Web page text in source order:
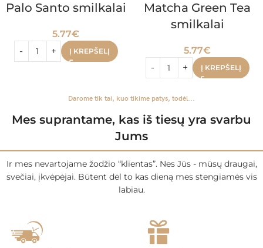
Palo Santo smilkalai
5.77€
Į KREPŠELĮ
Matcha Green Tea
smilkalai
5.77€
Į KREPŠELĮ
Darome tik tai, kuo tikime patys, todėl...
Mes suprantame, kas iš tiesų yra svarbu
Jums
Ir mes nevartojame žodžio “klientas”. Nes Jūs - mūsų draugai,
svečiai, įkvėpėjai. Būtent dėl to kas dieną mes stengiamės vis
labiau.